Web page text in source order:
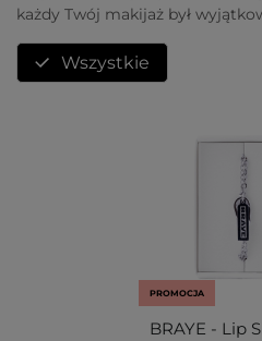
każdy Twój makijaż był
Wszystkie
PROMOCJA
BRAYE - Lip